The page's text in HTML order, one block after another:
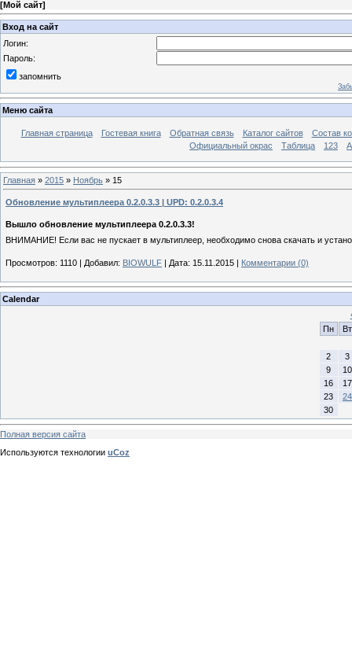
[Мой сайт]
Вход на сайт
Логин:
Пароль:
запомнить
Меню сайта
Главная страница Гостевая книга Обратная связь Каталог сайтов
Состав
Официальный окрас
Таблица 123
Главная » 2015 » Ноябрь » 15
Обновление мультиплеера 0.2.0.3.3 | UPD: 0.2.0.3.4
Вышло обновление мультиплеера 0.2.0.3.3!
ВНИМАНИЕ! Если вас не пускает в мультиплеер, необходимо снова скачать и
Просмотров: 1110 | Добавил: BIOWULF | Дата: 15.11.2015 | Комментарии (0)
Calendar
Пн
Вт
2
3
9
10
16
17
23
24
30
Полная версия сайта
Используются технологии uCoz